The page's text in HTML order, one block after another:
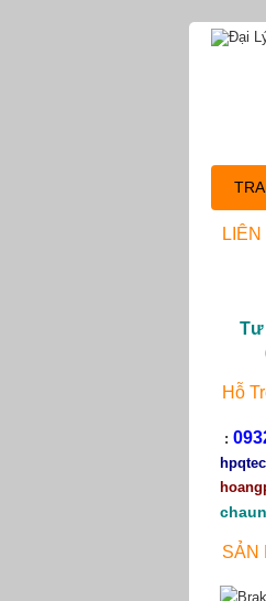
LIÊN
Tư
Hỗ
:
SẢN